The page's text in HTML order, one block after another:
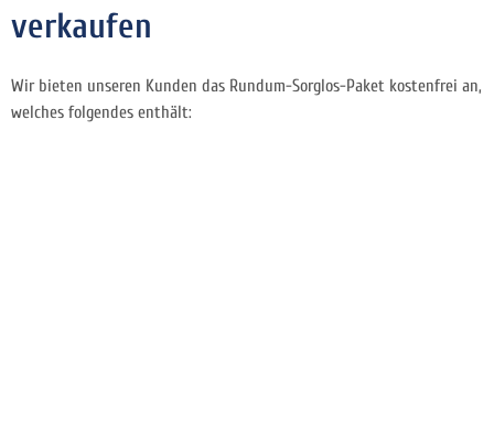
verkaufen
Wir bieten unseren Kunden das Rundum-Sorglos-Paket kostenfrei an,
welches folgendes enthält: